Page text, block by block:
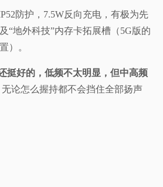
防护，7.5W反向充电，有极为先
“地外科技”内存卡拓展槽（5G版的
）。
挺好的，低频不太明显，但中高频
无论怎么握持都不会挡住全部扬声